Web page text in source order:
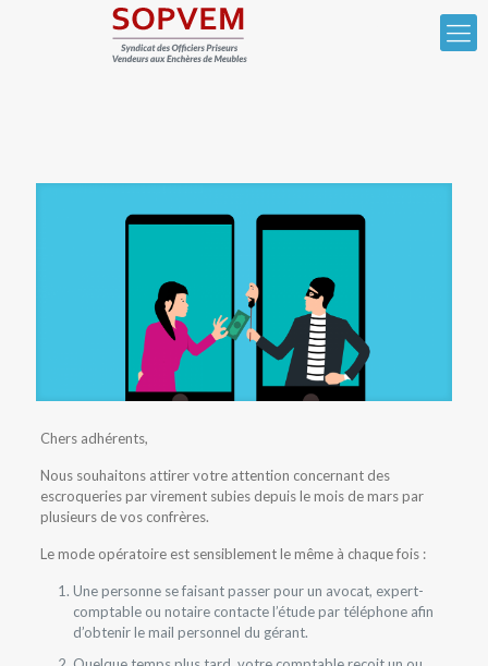
Chers adhérents,
Nous souhaitons attirer votre attention concernant des
escroqueries par virement subies depuis le mois de mars par
plusieurs de vos confrères.
Le mode opératoire est sensiblement le même à chaque fois :
Une personne se faisant passer pour un avocat, expert-
comptable ou notaire contacte l’étude par téléphone afin
d’obtenir le mail personnel du gérant.